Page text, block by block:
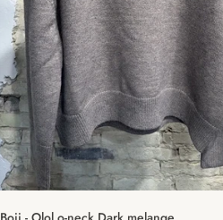
Hurtig tilføjelse